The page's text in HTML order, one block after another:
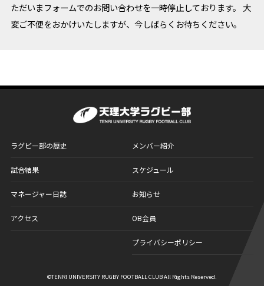
ただいまフォームでのお問い合わせを一時停止しております。
大
変ご不便をおかけいたしますが、今しばらくお待ちください。
ラグビー部の歴史 メンバー紹介
試合結果 スケジュール
マネージャー日誌 お知らせ
アクセス OB会員
プライバシーポリシー
©TENRI UNIVERSITY RUGBY FOOTBALL CLUBAll Rights Reserved.